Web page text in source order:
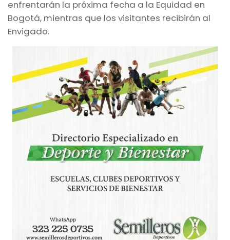
enfrentarán la próxima fecha a la Equidad en
Bogotá, mientras que los visitantes recibirán al
Envigado.